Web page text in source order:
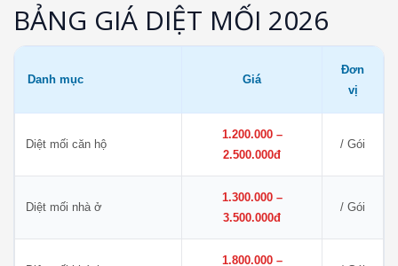
BẢNG GIÁ DIỆT MỐI 2026
Danh mục Giá
Đơn
vị
Diệt mối căn hộ
1.200.000 –
2.500.000đ
/ Gói
Diệt mối nhà ở
1.300.000 –
3.500.000đ
/ Gói
1.800.000 –